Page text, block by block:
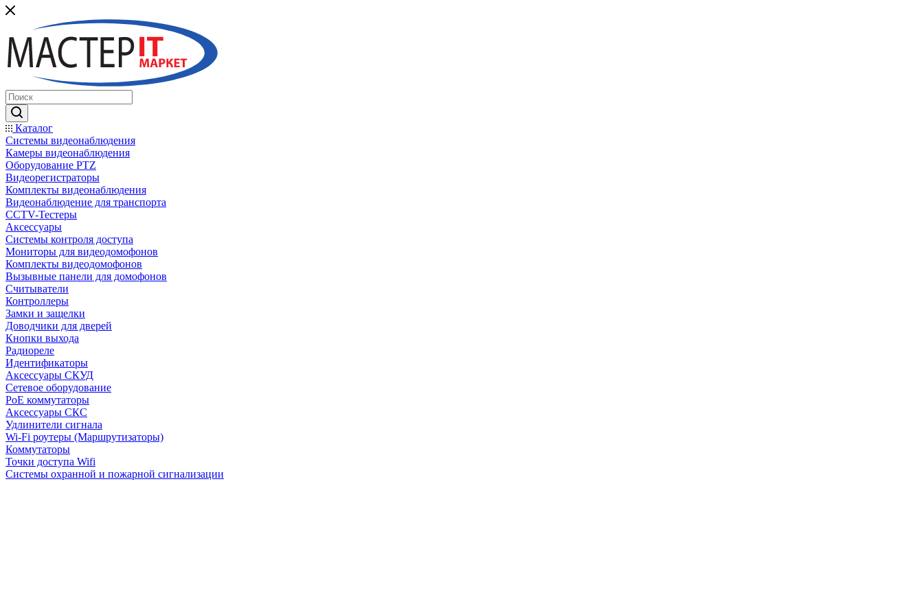
Каталог
Системы видеонаблюдения
Камеры видеонаблюдения
Оборудование PTZ
Видеорегистраторы
Комплекты видеонаблюдения
Видеонаблюдение для транспорта
CCTV-Тестеры
Аксессуары
Системы контроля доступа
Мониторы для видеодомофонов
Комплекты видеодомофонов
Вызывные панели для домофонов
Считыватели
Контроллеры
Замки и защелки
Доводчики для дверей
Кнопки выхода
Радиореле
Идентификаторы
Аксессуары СКУД
Сетевое оборудование
PoE коммутаторы
Аксессуары СКС
Удлинители сигнала
Wi-Fi роутеры (Маршрутизаторы)
Коммутаторы
Точки доступа Wifi
Системы охранной и пожарной сигнализации